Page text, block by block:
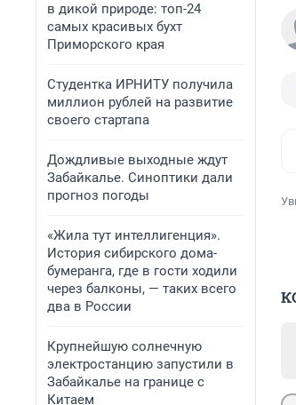
в дикой природе: топ-24
самых красивых бухт
Приморского края
Студентка ИРНИТУ получила
миллион рублей на развитие
своего стартапа
Дождливые выходные ждут
Забайкалье. Синоптики дали
прогноз погоды
«Жила тут интеллигенция».
История сибирского дома-
бумеранга, где в гости ходили
через балконы, — таких всего
два в России
Крупнейшую солнечную
электростанцию запустили в
Забайкалье на границе с
Китаем